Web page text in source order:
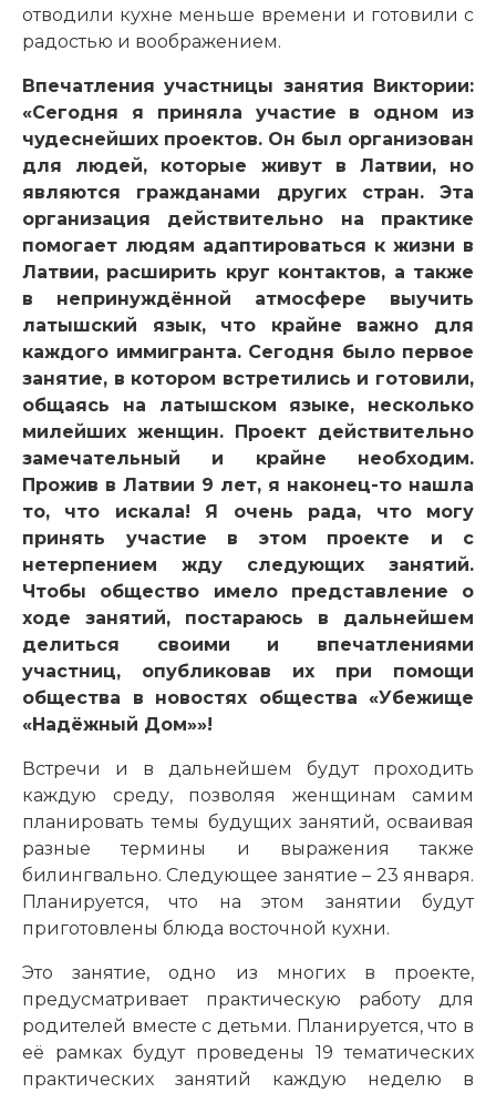
отводили кухне меньше времени и готовили с
радостью и воображением.
Впечатления участницы занятия Виктории:
«Сегодня я приняла участие в одном из
чудеснейших проектов. Он был организован
для людей, которые живут в Латвии, но
являются гражданами других стран. Эта
организация действительно на практике
помогает людям адаптироваться к жизни в
Латвии, расширить круг контактов, а также
в непринуждённой атмосфере выучить
латышский язык, что крайне важно для
каждого иммигранта. Сегодня было первое
занятие, в котором встретились и готовили,
общаясь на латышском языке, несколько
милейших женщин. Проект действительно
замечательный и крайне необходим.
Прожив в Латвии 9 лет, я наконец-то нашла
то, что искала! Я очень рада, что могу
принять участие в этом проекте и с
нетерпением жду следующих занятий.
Чтобы общество имело представление о
ходе занятий, постараюсь в дальнейшем
делиться своими и впечатлениями
участниц, опубликовав их при помощи
общества в новостях общества «Убежище
«Надёжный Дом»»!
Встречи и в дальнейшем будут проходить
каждую среду, позволяя женщинам самим
планировать темы будущих занятий, осваивая
разные термины и выражения также
билингвально. Следующее занятие – 23 января.
Планируется, что на этом занятии будут
приготовлены блюда восточной кухни.
Это занятие, одно из многих в проекте,
предусматривает практическую работу для
родителей вместе с детьми. Планируется, что в
её рамках будут проведены 19 тематических
практических занятий каждую неделю в